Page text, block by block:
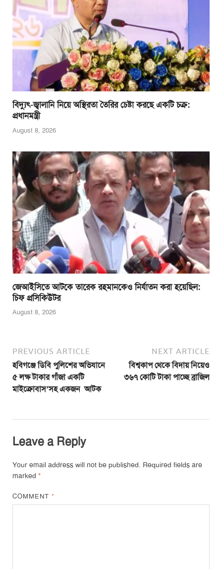
বিদ্যুৎ-জ্বালানি নিয়ে অস্থিরতা তৈরির চেষ্টা করছে একটি চক্র:
প্রধানমন্ত্রী
August 8, 2026
জেআইসিতে আটকে তারেক রহমানকেও নির্যাতন করা হয়েছিল:
চিফ প্রসিকিউটর
August 8, 2026
PREVIOUS ARTICLE
হবিগঞ্জে ডিবি পুলিশের অভিযানে
৫ লক্ষ টাকার গাঁজা একটি
মাইক্রোবাস’সহ একজন আটক
NEXT ARTICLE
বিশ্বকাপ থেকে বিদায় নিয়েও
৩৬৭ কোটি টাকা পাচ্ছে ব্রাজিল
Leave a Reply
Your email address will not be published. Required fields are
marked *
COMMENT*